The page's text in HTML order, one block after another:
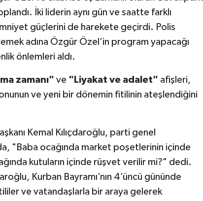
İki liderin aynı gün ve saatte farklı
güçlerini de harekete geçirdi. Polis
adına Özgür Özel’in program yapacağı
önlemleri aldı.
zamanı" ve "Liyakat ve adalet" afişleri,
ve yeni bir dönemin fitilinin ateşlendiğini
Kemal Kılıçdaroğlu, parti genel
"Baba ocağında market poşetlerinin içinde
kutuların içinde rüşvet verilir mi?" dedi.
Kurban Bayramı’nın 4’üncü gününde
ve vatandaşlarla bir araya gelerek